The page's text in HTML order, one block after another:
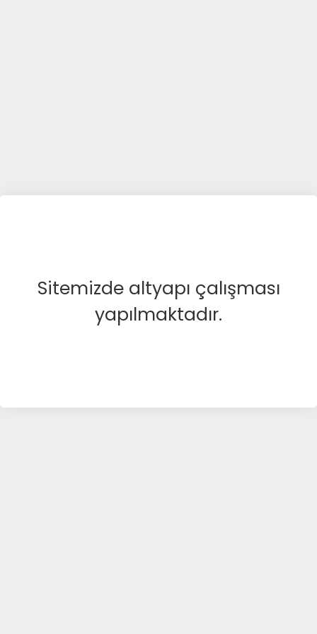
Sitemizde altyapı çalışması
yapılmaktadır.